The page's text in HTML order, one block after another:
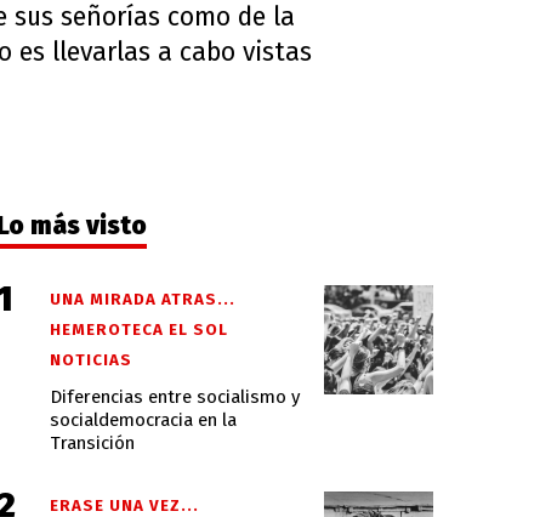
señorías como de la
es llevarlas a cabo vistas
más visto
Diferencias entre socialismo y
socialdemocracia en la
Transición
UNA MIRADA ATRAS...
HEMEROTECA EL SOL
NOTICIAS
ERASE UNA VEZ...